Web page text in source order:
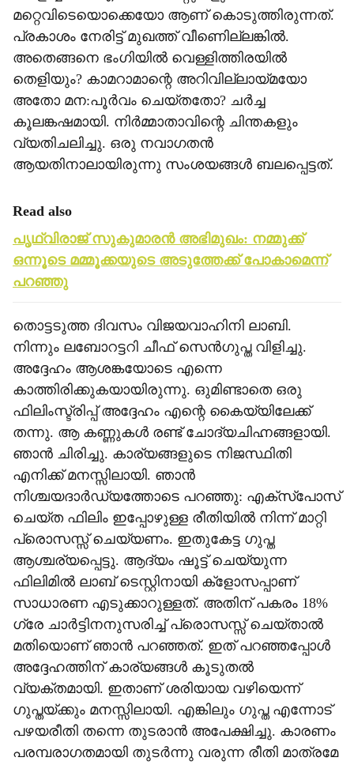
മറ്റെവിടെയൊക്കെയോ ആണ് കൊടുത്തിരുന്നത്.
പ്രകാശം നേരിട്ട് മുഖത്ത് വീണിെല്ലങ്കില്‍.
അതെങ്ങനെ ഭംഗിയില്‍ വെള്ളിത്തിരയില്‍
തെളിയും? കാമറാമാന്റെ അറിവില്ലായ്മയോ
അതോ മന:പൂര്‍വം ചെയ്തതോ? ചര്‍ച്ച
കൂലങ്കഷമായി. നിര്‍മ്മാതാവിന്റെ ചിന്തകളും
വ്യതിചലിച്ചു. ഒരു നവാഗതന്‍
ആയതിനാലായിരുന്നു സംശയങ്ങള്‍ ബലപ്പെട്ടത്.
Read also
പൃഥ്വിരാജ് സുകുമാരന്‍ അഭിമുഖം: നമ്മുക്ക്
ഒന്നൂടെ മമ്മൂക്കയുടെ അടുത്തേക്ക് പോകാമെന്ന്
പറഞ്ഞു
തൊട്ടടുത്ത ദിവസം വിജയവാഹിനി ലാബി.
നിന്നും ലബോറട്ടറി ചീഫ് സെന്‍ഗുപ്ത വിളിച്ചു.
അദ്ദേഹം ആശങ്കയോടെ എന്നെ
കാത്തിരിക്കുകയായിരുന്നു. ഒുമിണ്ടാതെ ഒരു
ഫിലിംസ്ട്രിപ്പ് അദ്ദേഹം എന്റെ കൈയ്യിലേക്ക്
തന്നു. ആ കണ്ണുകള്‍ രണ്ട് ചോദ്യചിഹ്നങ്ങളായി.
ഞാന്‍ ചിരിച്ചു. കാര്യങ്ങളുടെ നിജസ്ഥിതി
എനിക്ക് മനസ്സിലായി. ഞാന്‍
നിശ്ചയദാര്‍ഡ്യത്തോടെ പറഞ്ഞു: എക്സ്പോസ്
ചെയ്ത ഫിലിം ഇപ്പോഴുള്ള രീതിയില്‍ നിന്ന് മാറ്റി
പ്രൊസസ്സ് ചെയ്യണം. ഇതുകേട്ട ഗുപ്ത
ആശ്ചര്യപ്പെട്ടു. ആദ്യം ഷൂട്ട് ചെയ്യുന്ന
ഫിലിമില്‍ ലാബ് ടെസ്റ്റിനായി ക്ളോസപ്പാണ്
സാധാരണ എടുക്കാറുള്ളത്. അതിന് പകരം 18%
ഗ്രേ ചാര്‍ട്ടിനനുസരിച്ച് പ്രൊസസ്സ് ചെയ്താല്‍
മതിയൊണ് ഞാന്‍ പറഞ്ഞത്. ഇത് പറഞ്ഞപ്പോള്‍
അദ്ദേഹത്തിന് കാര്യങ്ങള്‍ കൂടുതല്‍
വ്യക്തമായി. ഇതാണ് ശരിയായ വഴിയെന്ന്
ഗുപ്തയ്ക്കും മനസ്സിലായി. എങ്കിലും ഗുപ്ത എന്നോട്
പഴയരീതി തന്നെ തുടരാന്‍ അപേക്ഷിച്ചു. കാരണം
പരമ്പരാഗതമായി തുടര്‍ന്നു വരുന്ന രീതി മാത്രമേ